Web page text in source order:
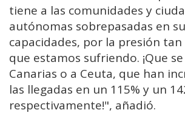
tiene a las comunidades y
autónomas sobrepasadas en
capacidades, por la presión
que estamos sufriendo. ¡Que
Canarias o a Ceuta, que han
las llegadas en un 115% y un
respectivamente!", añadió.